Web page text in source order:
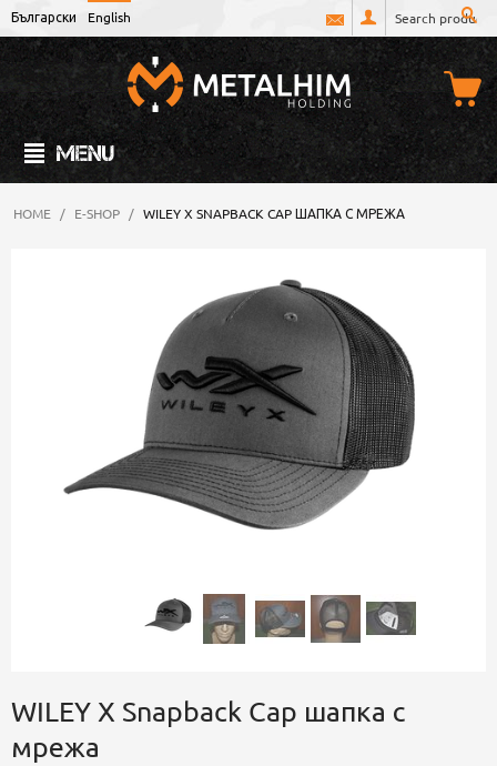
Български English
MENU
HOME / E-SHOP / WILEY X SNAPBACK CAP ШАПКА С МРЕЖА
WILEY X Snapback Cap шапка с
мрежа